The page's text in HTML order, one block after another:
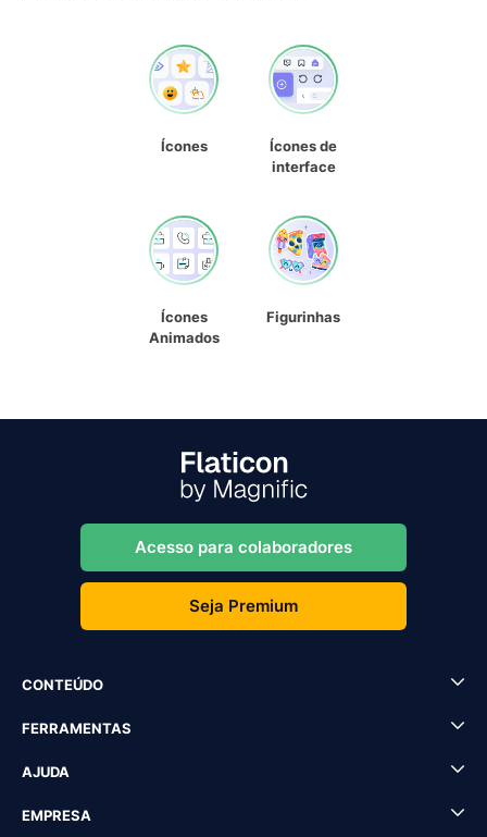
Ícones
Ícones de
interface
Ícones
Animados
Figurinhas
Acesso para colaboradores
Seja Premium
CONTEÚDO
FERRAMENTAS
AJUDA
EMPRESA